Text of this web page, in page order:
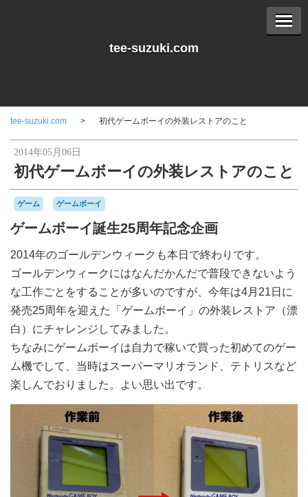
tee-suzuki.com
tee-suzuki.com 初代ゲームボーイの外装レストアのこと
2014年05月06日
初代ゲームボーイの外装レストアのこと
ゲーム ゲームボーイ
ゲームボーイ誕生25周年記念企画
2014年のゴールデンウィークも本日で終わりです。
ゴールデンウィークにはなんだかんだで普段できないよう
な工作ごとをすることが多いのですが、今年は4月21日に
発売25周年を迎えた「ゲームボーイ」の外装レストア（漂
白）にチャレンジしてみました。
ちなみにゲームボーイは自力で稼いで買った初めてのゲー
ム機でして、当時はスーパーマリオランド、テトリスなど
楽しんでおりました。よい思い出です。